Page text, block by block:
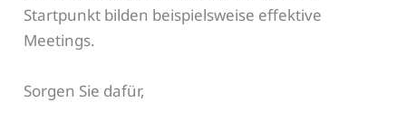
Startpunkt bilden beispielsweise effektive
Meetings.
Sorgen Sie dafür,